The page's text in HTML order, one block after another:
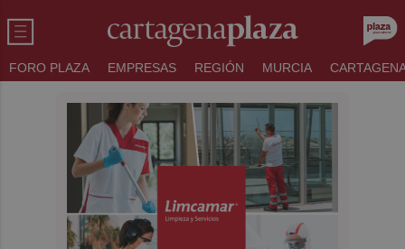
FORO PLAZA EMPRESAS REGIÓN MURCIA